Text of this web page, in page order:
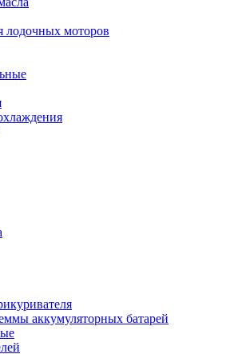
лодочных моторов
аккумуляторных батарей